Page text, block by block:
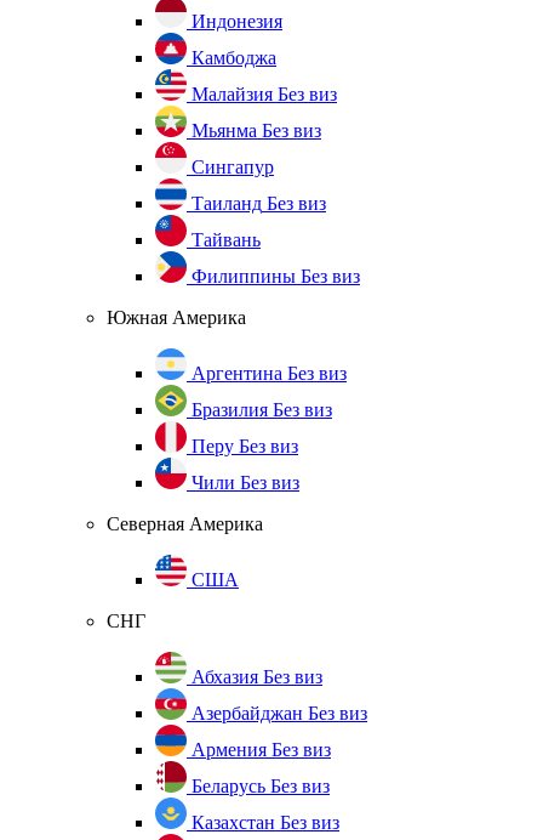
Индонезия
Камбоджа
Малайзия Без виз
Мьянма Без виз
Сингапур
Таиланд Без виз
Тайвань
Филиппины Без виз
Южная Америка
Аргентина Без виз
Бразилия Без виз
Перу Без виз
Чили Без виз
Северная Америка
США
СНГ
Абхазия Без виз
Азербайджан Без виз
Армения Без виз
Беларусь Без виз
Казахстан Без виз